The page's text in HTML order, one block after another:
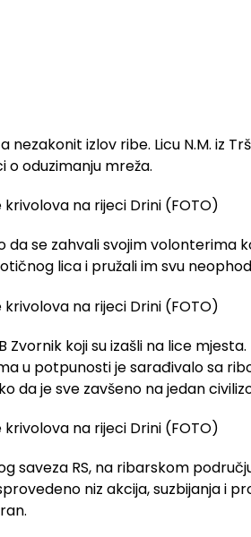
izlov ribe. Licu N.M. iz
oduzimanju mreža.
se zahvali svojim volonterima
lica i pružali im svu
koji su izašli na lice
u potpunosti je sarađivalo sa
da je sve zavšeno na jedan
saveza RS, na ribarskom
niz akcija, suzbijanja i